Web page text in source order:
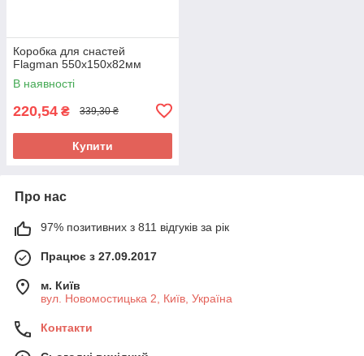
Коробка для снастей
Flagman 550x150x82мм
В наявності
220,54 ₴ 339,30 ₴
Купити
Про нас
97% позитивних з 811 відгуків за рік
Працює з 27.09.2017
м. Київ
вул. Новомостицька 2, Київ, Україна
Контакти